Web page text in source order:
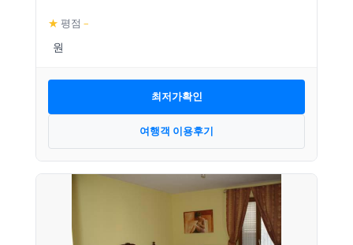
★ 평점 –
최저가확인
여행객 이용후기